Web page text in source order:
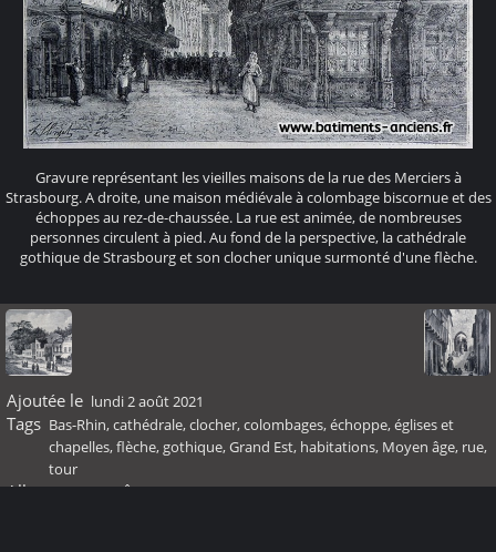
Gravure représentant les vieilles maisons de la rue des Merciers à
Strasbourg. A droite, une maison médiévale à colombage biscornue et des
échoppes au rez-de-chaussée. La rue est animée, de nombreuses
personnes circulent à pied. Au fond de la perspective, la cathédrale
gothique de Strasbourg et son clocher unique surmonté d'une flèche.
Ajoutée le lundi 2 août 2021
Tags Bas-Rhin,cathédrale,clocher,colombages,échoppe,églises et
chapelles,flèche, gothique,Grand Est, habitations, Moyen âge, rue,
tour
Albums Moyen Âge